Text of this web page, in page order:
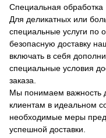
Специальная обработка
Для деликатных или
специальные услуги по
безопасную доставку
включать в себя
специальные условия
заказа.
Мы понимаем важность
клиентам в идеальном
необходимые меры
успешной доставки.